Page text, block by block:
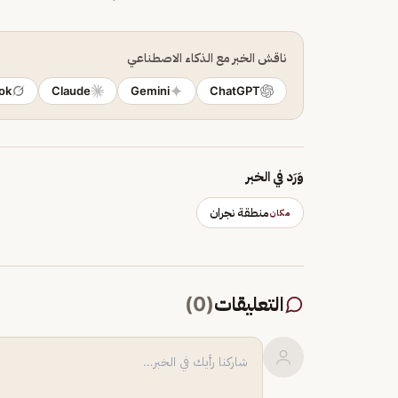
ناقش الخبر مع الذكاء الاصطناعي
ChatGPT
Gemini
Claude
وَرَد في الخبر
مكانمنطقة نجران
التعليقات(
0
)